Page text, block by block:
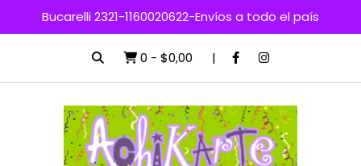
Bucarelli 2321-1160020622-Envíos a todo el país
0 - $0,00